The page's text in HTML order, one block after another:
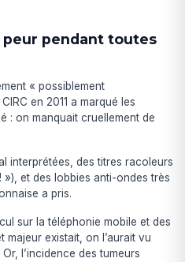
peur pendant toutes
« possiblement
en 2011 a marqué les
: on manquait cruellement de
interprétées, des titres racoleurs
et des lobbies anti-ondes très
a pris.
sur la téléphonie mobile et des
majeur existait, on l’aurait vu
l’incidence des tumeurs